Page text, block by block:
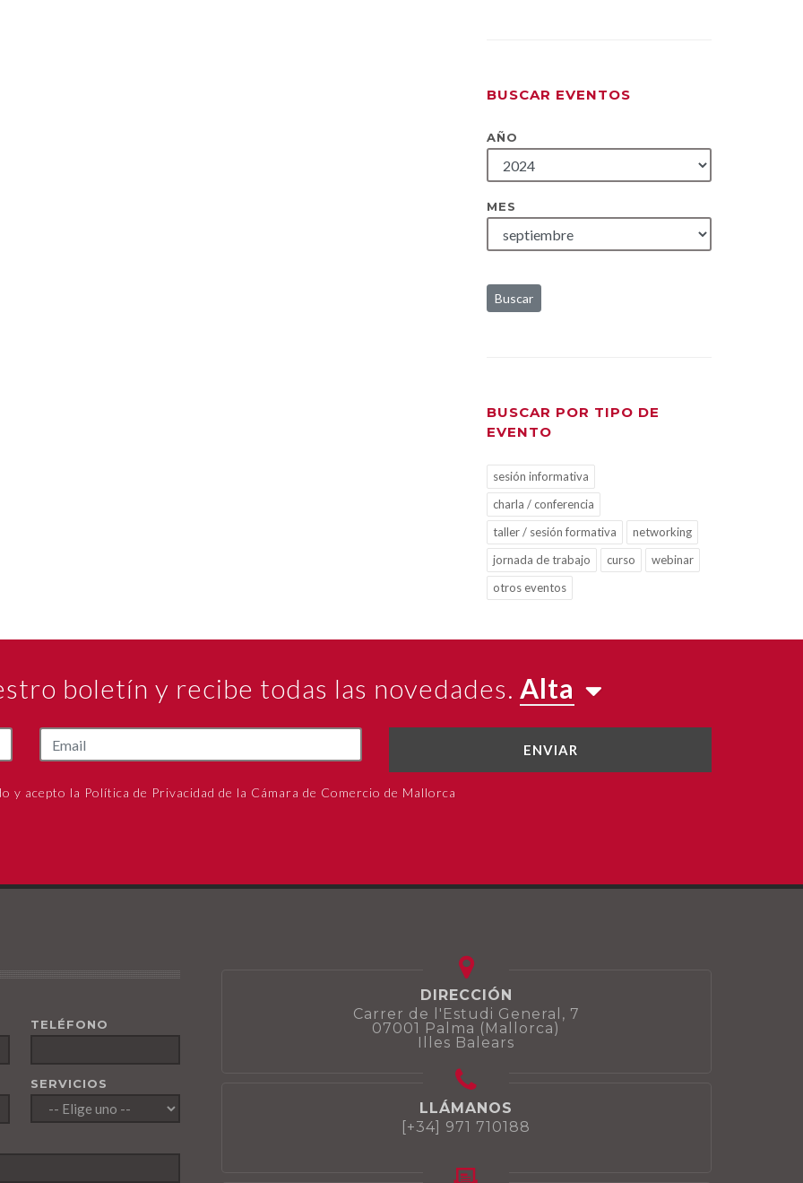
BUSCAR EVENTOS
AÑO
MES
Buscar
BUSCAR POR TIPO DE
EVENTO
sesión informativa
charla / conferencia
taller / sesión formativa
networking
jornada de trabajo
curso
webinar
otros eventos
boletín y recibe todas las novedades. Alta
ENVIAR
y acepto la Política de Privacidad de la Cámara de Comercio de Mallorca
TELÉFONO
SERVICIOS
DIRECCIÓN
Carrer de l'Estudi General, 7
07001 Palma (Mallorca)
Illes Balears
LLÁMANOS
[+34] 971 710188